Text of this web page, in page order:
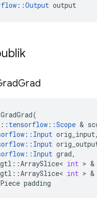
output
Grad
(
:: tensorflow ::Scope &
:: Input orig_input,
:: Input
:: Input grad,
gtl ::ArraySlice< int > &
gtl ::ArraySlice< int > &
padding